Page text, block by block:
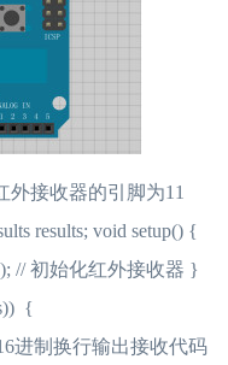
外接收器的引脚为11
results; void setup() {
// 初始化红外接收器 }
{
进制换行输出接收代码